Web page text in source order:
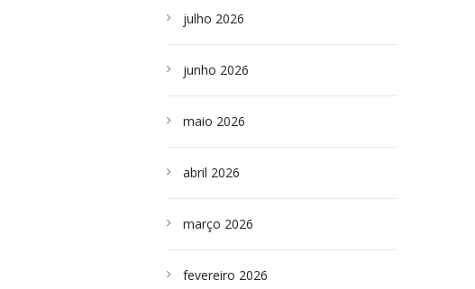
julho 2026
junho 2026
maio 2026
abril 2026
março 2026
fevereiro 2026